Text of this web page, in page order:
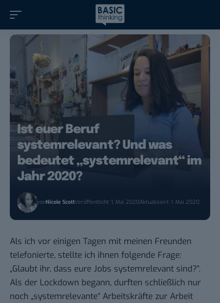
Ist euer Beruf
systemrelevant? Und was
bedeutet „systemrelevant“ im
Jahr 2020?
vonNicole ScottVeröffentlicht: 1. Mai 2020Aktualisiert: 1. Mai 2020
Als ich vor einigen Tagen mit meinen Freunden
telefonierte, stellte ich ihnen folgende Frage:
„Glaubt ihr, dass eure Jobs systemrelevant sind?“.
Als der Lockdown begann, durften schließlich nur
noch „systemrelevante“ Arbeitskräfte zur Arbeit